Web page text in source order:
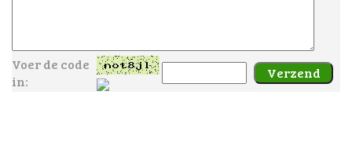
Voer de code
in: